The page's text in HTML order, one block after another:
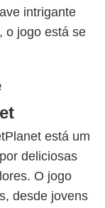
intrigante
o jogo está se
está um
deliciosas
O jogo
desde jovens